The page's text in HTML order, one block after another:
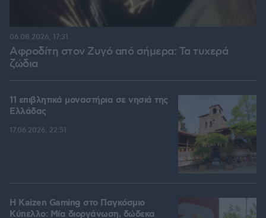
Αφροδίτη στον Ζυγό από σήμερα: Τα τυχερά
ζώδια
06.08.2026, 17:31
11 επιβλητικά μοναστήρια σε νησιά της
Ελλάδας
17.06.2026, 22:51
H Kaizen Gaming στο Παγκόσμιο
Kύπελλο: Μία διοργάνωση, δώδεκα